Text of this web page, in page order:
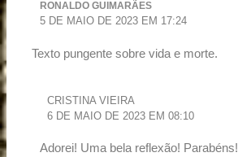
RONALDO GUIMARÃES
5 DE MAIO DE 2023 EM 17:24
Texto pungente sobre vida e morte.
CRISTINA VIEIRA
6 DE MAIO DE 2023 EM 08:10
Adorei! Uma bela reflexão! Parabéns!